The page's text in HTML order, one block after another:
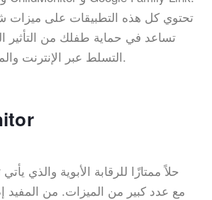
تحتوي كل هذه التطبيقات على ميزات
تساعد في حماية طفلك من التأثير
التسلط عبر الإنترنت والمحتوى غير المناسب.
مع عدد كبير من الميزات. من المفيد